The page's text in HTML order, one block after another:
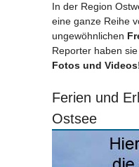
In der Region
eine ganze Reihe
ungewöhnlichen
Reporter haben
Fotos und
Ferien und
Ostsee